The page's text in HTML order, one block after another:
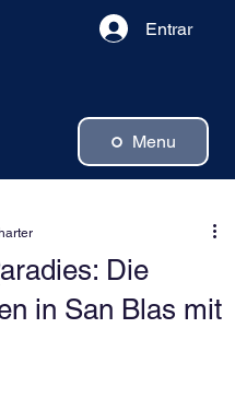
Menu
Entrar
Die
in San Blas mit